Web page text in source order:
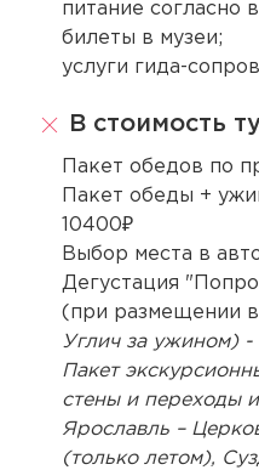
питание согласно
билеты в музеи;
услуги гида-
В стоимость
Пакет обедов по
Пакет обеды +
10400₽
Выбор места в
Дегустация
(при размещении в
Углич за ужином) -
Пакет
стены и переходы
Ярославль –
(только летом),